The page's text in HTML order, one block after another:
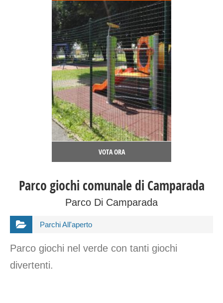
VOTA ORA
Parco giochi comunale di Camparada
Parco Di Camparada
Parchi All'aperto
Parco giochi nel verde con tanti giochi
divertenti.